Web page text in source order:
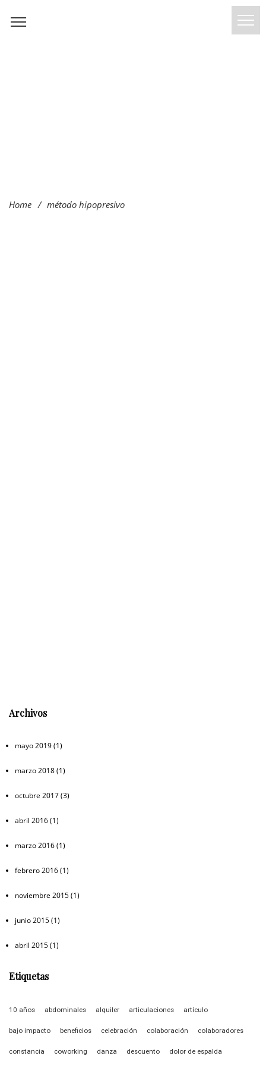
Home / método hipopresivo
Archivos
mayo 2019 (1)
marzo 2018 (1)
octubre 2017 (3)
abril 2016 (1)
marzo 2016 (1)
febrero 2016 (1)
noviembre 2015 (1)
junio 2015 (1)
abril 2015 (1)
Etiquetas
10 años abdominales alquiler articulaciones artículo
bajo impacto beneficios celebración colaboración colaboradores
constancia coworking danza descuento dolor de espalda